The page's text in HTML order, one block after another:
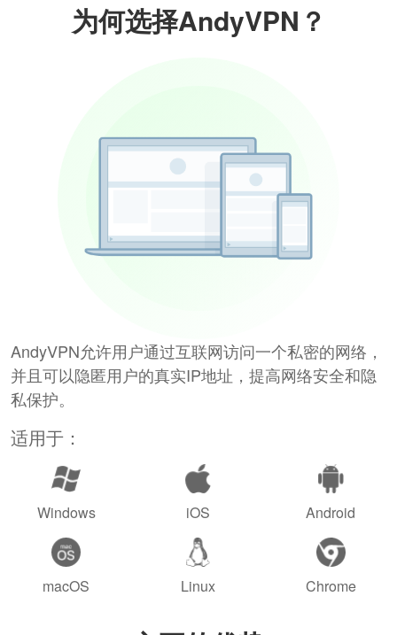
为何选择AndyVPN？
AndyVPN允许用户通过互联网访问一个私密的网络，
并且可以隐匿用户的真实IP地址，提高网络安全和隐
私保护。
适用于：
Windows iOS Android
macOS Linux Chrome